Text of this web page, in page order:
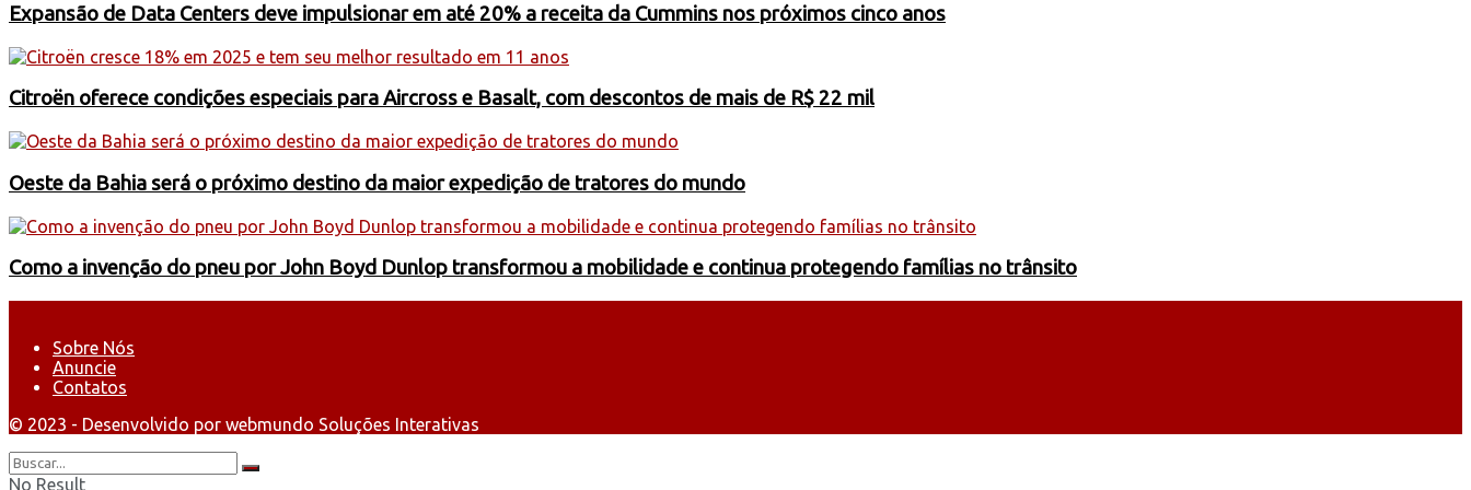
Expansão de Data Centers deve impulsionar em até 20% a receita da Cummins nos próximos cinco anos
Citroën oferece condições especiais para Aircross e Basalt, com descontos de mais de R$ 22 mil
Oeste da Bahia será o próximo destino da maior expedição de tratores do mundo
Como a invenção do pneu por John Boyd Dunlop transformou a mobilidade e continua protegendo famílias no trânsito
Sobre Nós
Anuncie
Contatos
© 2023 - Desenvolvido por webmundo Soluções Interativas
No Result